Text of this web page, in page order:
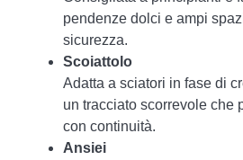
pendenze dolci e ampi
sicurezza.
Scoiattolo
Adatta a sciatori in fase di
un tracciato scorrevole che
con continuità.
Ansiei